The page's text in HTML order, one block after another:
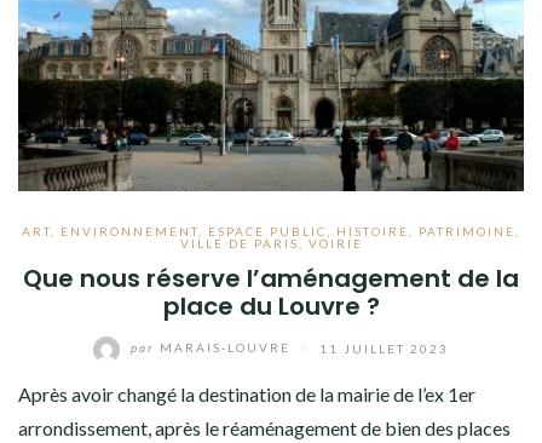
ART ENVIRONNEMENT ESPACE PUBLIC HISTOIRE PATRIMOINE
VILLE DE PARIS
VOIRIE
Que nous réserve l’aménagement de la
place du Louvre ?
par MARAIS-LOUVRE 11 JUILLET 2023
Après avoir changé la destination de la mairie de l’ex 1er
arrondissement, après le réaménagement de bien des places